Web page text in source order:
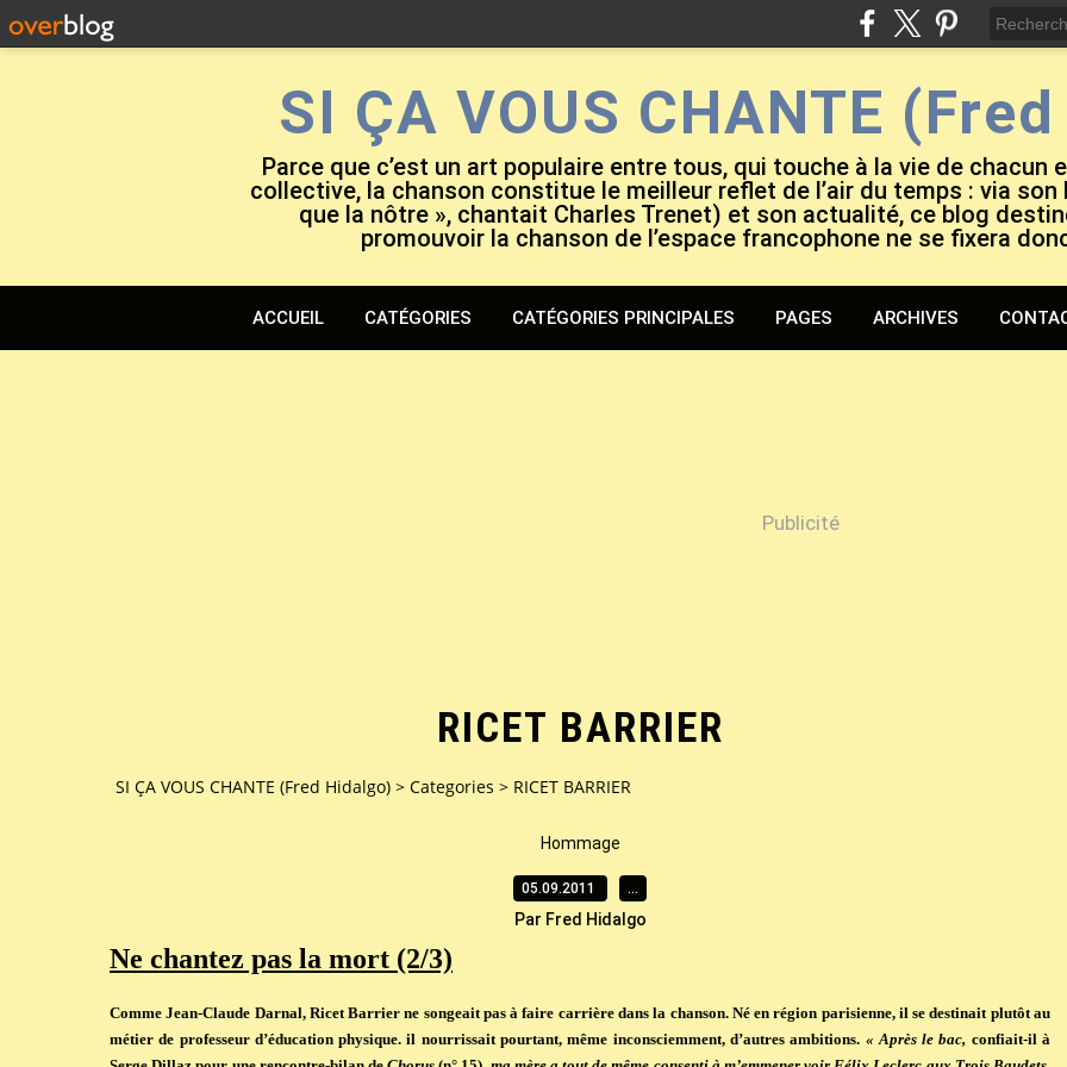
SI ÇA VOUS CHANTE
Parce que c’est un art populaire entre tous, qui touche à la vie de chacun
collective, la chanson constitue le meilleur reflet de l’air du temps : via
que la nôtre », chantait Charles Trenet) et son actualité, ce blog
promouvoir la chanson de l’espace francophone ne se fixera
ACCUEIL CATÉGORIES CATÉGORIES PRINCIPALES PAGES ARCHIVES
Publicité
RICET BARRIER
SI ÇA VOUS CHANTE (Fred Hidalgo) > Categories > RICET BARRIER
Hommage
05.09.2011 …
Par Fred Hidalgo
Ne chantez pas la mort (2/3)
Comme Jean-Claude Darnal, Ricet Barrier ne songeait pas à faire carrière dans la chanson. Né en région parisienne, il se destinait plutôt au
métier de professeur d’éducation physique. il nourrissait pourtant, même inconsciemment, d’autres ambitions. « Après le bac, confiait-il à